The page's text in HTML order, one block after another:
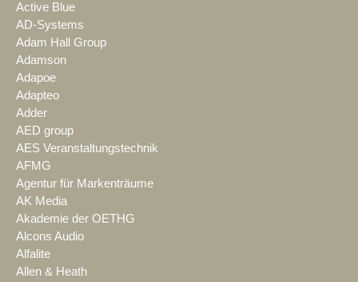
Active Blue
AD-Systems
Adam Hall Group
Adamson
Adapoe
Adapteo
Adder
AED group
AES Veranstaltungstechnik
AFMG
Agentur für Markenträume
AK Media
Akademie der OETHG
Alcons Audio
Alfalite
Allen & Heath